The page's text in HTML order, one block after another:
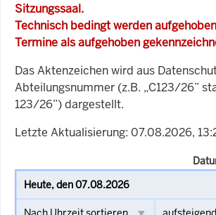
Sitzungssaal.
Technisch bedingt werden
Termine als aufgehoben
Das Aktenzeichen wird aus
Abteilungsnummer (z.B. „C123/26”
123/26”) dargestellt.
Letzte Aktualisierung: 07.08.2026,